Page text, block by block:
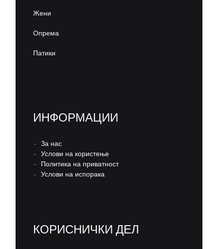
Жени
Опрема
Патики
ИНФОРМАЦИИ
– За нас
– Услови на користење
– Политика на приватност
– Услови на испорака
КОРИСНИЧКИ ДЕЛ